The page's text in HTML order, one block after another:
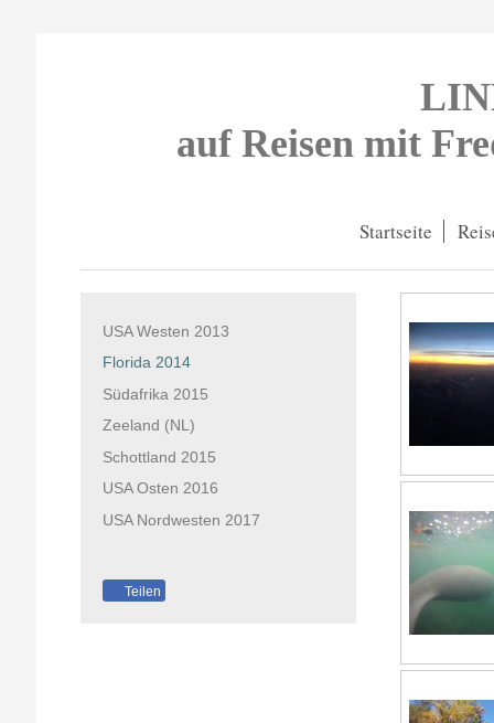
auf Reisen mit
Startseite
USA Westen 2013
Florida 2014
Südafrika 2015
Zeeland (NL)
Schottland 2015
USA Osten 2016
USA Nordwesten 2017
Teilen